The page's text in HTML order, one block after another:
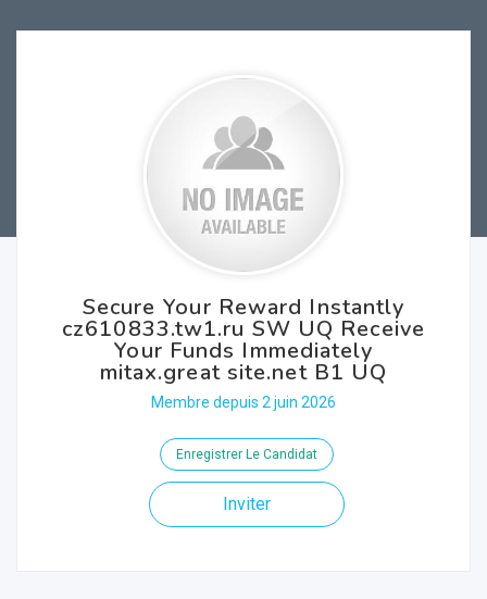
Secure Your Reward Instantly
cz610833.tw1.ru SW UQ Receive
Your Funds Immediately
mitax.great site.net B1 UQ
Membre depuis 2 juin 2026
Enregistrer Le Candidat
Inviter